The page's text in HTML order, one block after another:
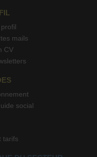
mails
CV
social
tarifs